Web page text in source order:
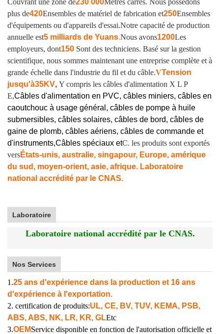
Couvrant une zone de230 000Mètres carrés. Nous possédons
plus de420Ensembles de matériel de fabrication et250Ensembles
d'équipements ou d'appareils d'essai.Notre capacité de production
annuelle est5 milliards de Yuans.Nous avons1200Les
employeurs, dont150 Sont des techniciens. Basé sur la gestion
scientifique, nous sommes maintenant une entreprise complète et à
grande échelle dans l'industrie du fil et du câble.VTension
jusqu'à35KV, Y compris les câbles d'alimentation X L P
E,Câbles d'alimentation en PVC, câbles miniers, câbles en
caoutchouc à usage général, câbles de pompe à huile
submersibles, câbles solaires, câbles de bord, câbles de
gaine de plomb, câbles aériens, câbles de commande et
d'instruments,Câbles spéciaux etC. les produits sont exportés
versÉtats-unis, australie, singapour, Europe, amérique
du sud, moyen-orient, asie, afrique. Laboratoire
national accrédité par le CNAS.
Laboratoire
Laboratoire national accrédité par le CNAS.
Nos Services
1.25 ans d'expérience dans la production et 16 ans
d'expérience à l'exportation.
2. certification de produits:UL, CE, BV, TUV, KEMA, PSB,
ABS, ABS, NK, LR, KR, GLEtc
3.OEMService disponible en fonction de l'autorisation officielle et